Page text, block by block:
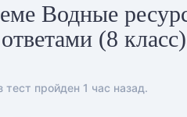
Водные
(8 класс)
тест пройден 1 час назад.